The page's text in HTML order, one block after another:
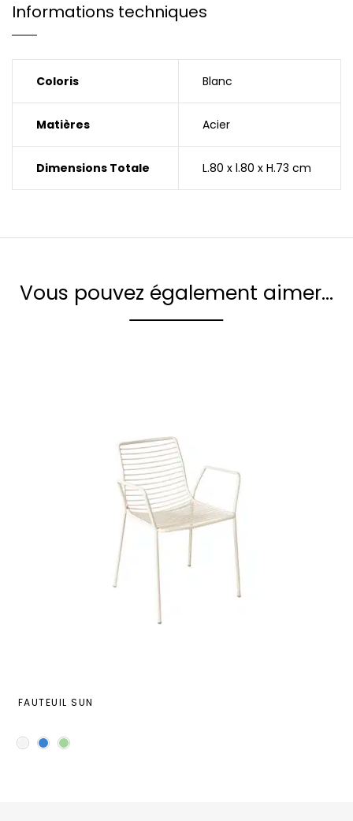
Informations techniques
Coloris Blanc
Matières Acier
Dimensions Totale L.80 x l.80 x H.73 cm
Vous pouvez également aimer…
FAUTEUIL SUN